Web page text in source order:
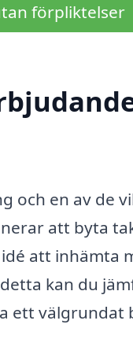
förpliktelser
och en av de
att byta
att inhämta
kan du
ett välgrundat